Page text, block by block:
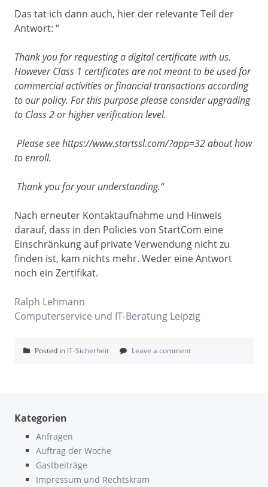
Das tat ich dann auch, hier der relevante Teil der
Antwort: “
Thank you for requesting a digital certificate with us.
However Class 1 certificates are not meant to be used for
commercial activities or financial transactions according
to our policy. For this purpose please consider upgrading
to Class 2 or higher verification level.
Please see https://www.startssl.com/?app=32 about how
to enroll.
Thank you for your understanding.“
Nach erneuter Kontaktaufnahme und Hinweis
darauf, dass in den Policies von StartCom eine
Einschränkung auf private Verwendung nicht zu
finden ist, kam nichts mehr. Weder eine Antwort
noch ein Zertifikat.
Ralph Lehmann
Computerservice und IT-Beratung Leipzig
Posted in IT-Sicherheit Leave a comment
Kategorien
Anfragen
Auftrag der Woche
Gastbeiträge
Impressum und Rechtskram